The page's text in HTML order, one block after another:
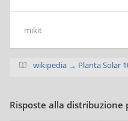
mikit
wikipedia → Planta Solar
Risposte alla distribuzione